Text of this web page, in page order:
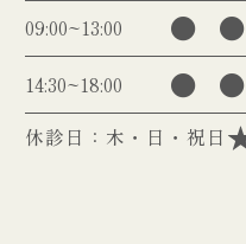
09:00~13:00
● ●
14:30~18:00 ● ●
休診日：木・日・祝日